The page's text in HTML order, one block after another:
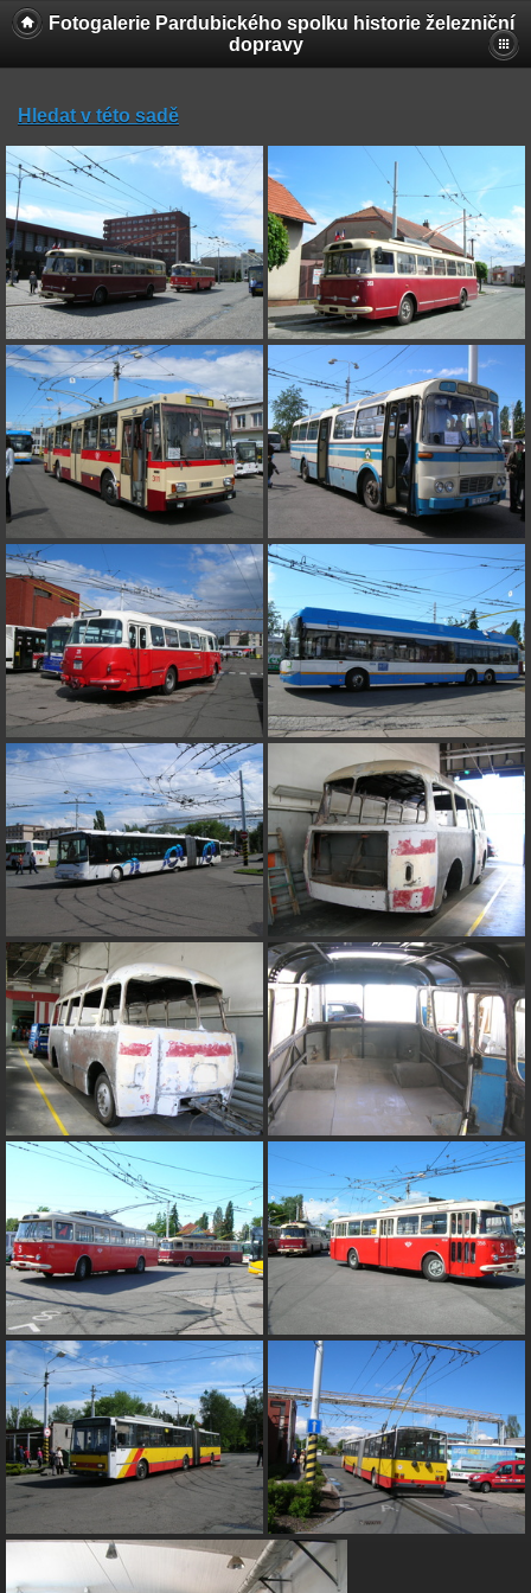
Fotogalerie Pardubického spolku historie železniční
dopravy
Hledat v této sadě